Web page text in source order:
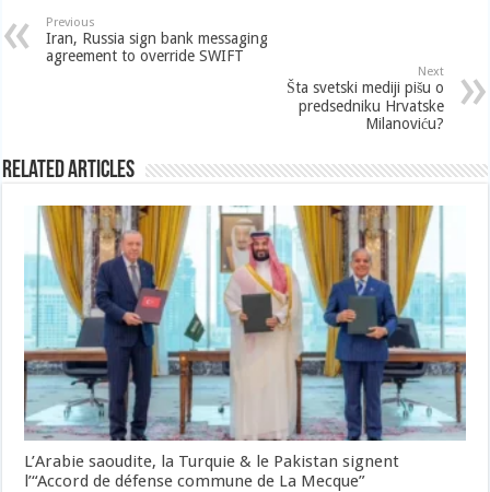
Previous
Iran, Russia sign bank messaging
agreement to override SWIFT
Next
Šta svetski mediji pišu o
predsedniku Hrvatske
Milanoviću?
Related Articles
L’Arabie saoudite, la Turquie & le Pakistan signent
l’“Accord de défense commune de La Mecque”